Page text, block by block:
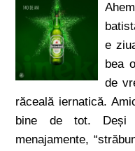
e
bea
de
răceală iernatică.
bine de tot.
menajamente,